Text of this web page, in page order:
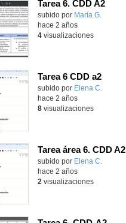
Tarea 6. CDD A2
Contenido educativo.
subido por María G.
hace 2 años
4visualizaciones
Tarea 6 CDD a2
Contenido educativo.
subido por Elena C.
hace 2 años
8visualizaciones
Tarea área 6. CDD A2
Contenido educativo.
subido por Elena C.
hace 2 años
2 visualizaciones